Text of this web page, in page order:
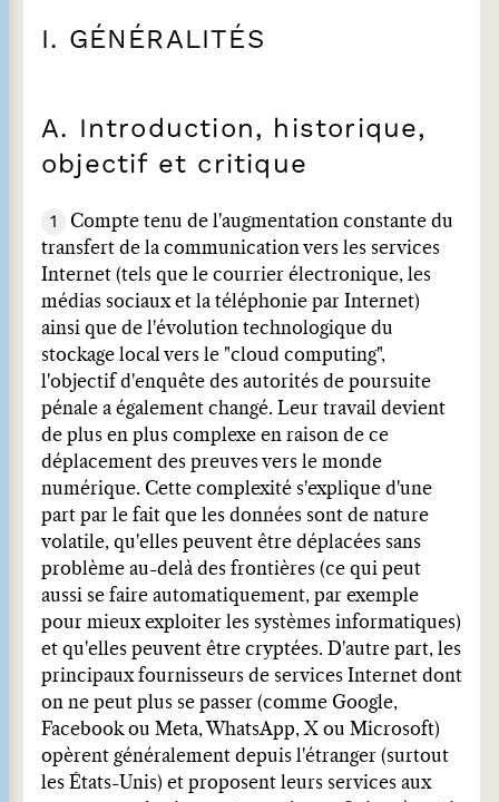
I. GÉNÉRALITÉS
A. Introduction, historique,
objectif et critique
1
Compte tenu de l'augmentation constante du
transfert de la communication vers les services
Internet (tels que le courrier électronique, les
médias sociaux et la téléphonie par Internet)
ainsi que de l'évolution technologique du
stockage local vers le "cloud computing",
l'objectif d'enquête des autorités de poursuite
pénale a également changé. Leur travail devient
de plus en plus complexe en raison de ce
déplacement des preuves vers le monde
numérique. Cette complexité s'explique d'une
part par le fait que les données sont de nature
volatile, qu'elles peuvent être déplacées sans
problème au-delà des frontières (ce qui peut
aussi se faire automatiquement, par exemple
pour mieux exploiter les systèmes informatiques)
et qu'elles peuvent être cryptées. D'autre part, les
principaux fournisseurs de services Internet dont
on ne peut plus se passer (comme Google,
Facebook ou Meta, WhatsApp, X ou Microsoft)
opèrent généralement depuis l'étranger (surtout
les États-Unis) et proposent leurs services aux